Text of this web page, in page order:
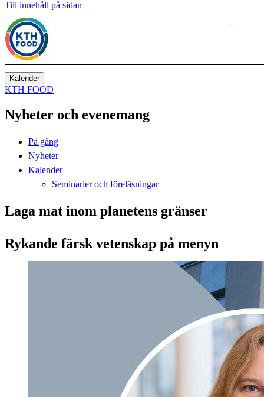
Till innehåll på sidan
Kalender
KTH FOOD
Nyheter och evenemang
På gång
Nyheter
Kalender
Seminarier och föreläsningar
Laga mat inom planetens gränser
Rykande färsk vetenskap på menyn